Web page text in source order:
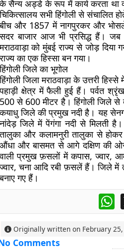
सैन्य अड्डे के रूप में कार्य करता था
सभी हिंगोली से संचालित
और 1857 में नागपुरकर और
बाजार आज भी प्रसिद्ध हैं। जब
को मुंबई राज्य से जोड़
का एक हिस्सा बन गया।
जिले का भूगोल
जिला मराठवाड़ा के उत्तरी
क्षेत्र में फैली हुई हैं। पर्वत
500 से 600 मीटर है। हिंगोली जिले से
जिले की प्रमुख नदी है। यह
जिले में पेंगंगा नदी से मिलती
और कलामनुरी तालुका से
औंधा और बासमत से आगे दक्षिण की
प्रमुख फ़सलों में कपास, ज्वार,
चना आदि रबी फ़सलें हैं। जिले में
गए हैं।
Originally written on February
Comments